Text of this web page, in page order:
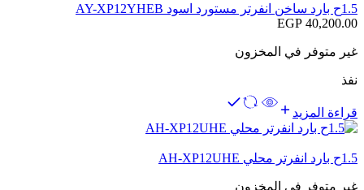
1.5ح بارد ساخن انفرتر مستورد اسود AY-XP12YHEB
EGP 40,200.00
غير متوفر في المخزون
نفذ
قراءة المزيد
1.5ح بارد انفرتر محلي AH-XP12UHE
غير متوفر في المخزون